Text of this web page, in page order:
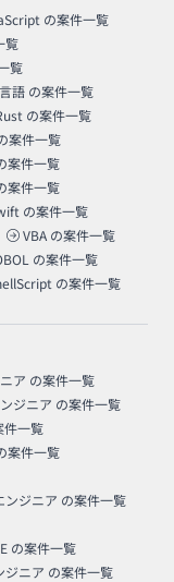
の案件一覧
覧
覧
語 の案件一覧
の案件一覧
案件一覧
案件一覧
案件一覧
の案件一覧
VBA の案件一覧
の案件一覧
の案件一覧
ア の案件一覧
ジニア の案件一覧
件一覧
案件一覧
ンジニア の案件一覧
の案件一覧
ジニア の案件一覧